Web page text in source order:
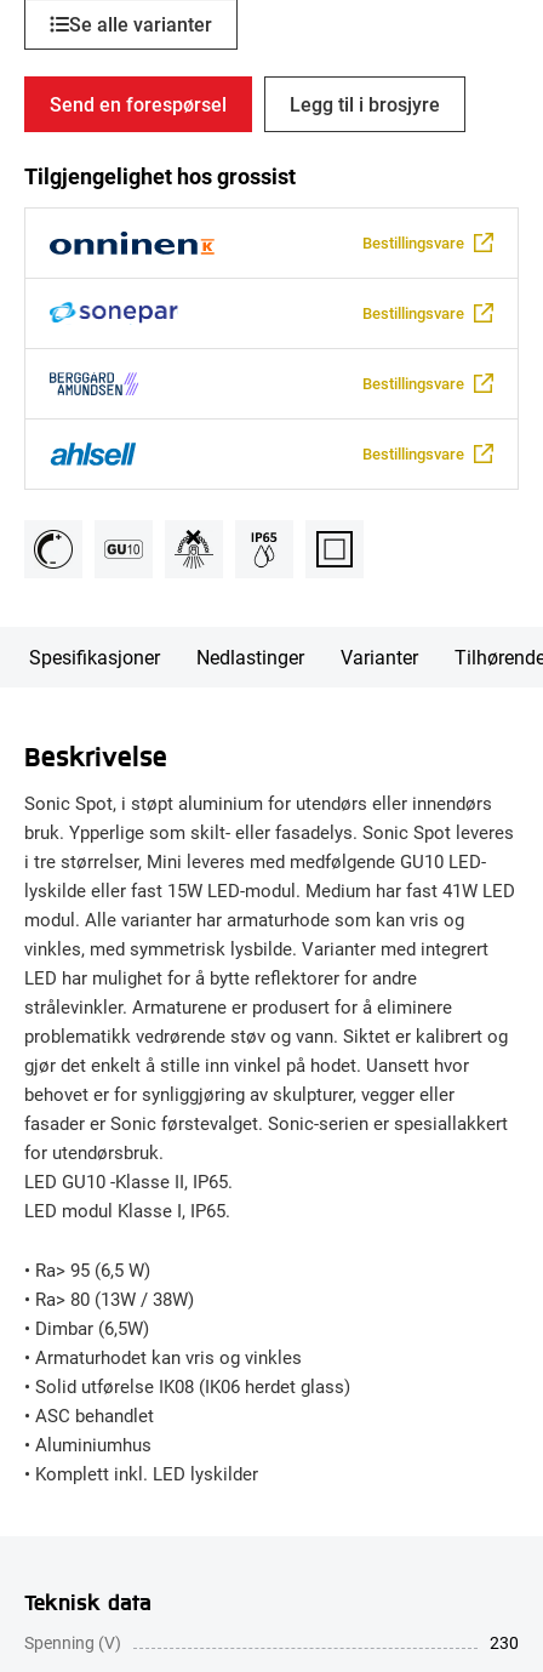
Se alle varianter
Send en forespørsel Legg til i brosjyre
Tilgjengelighet hos grossist
Bestillingsvare
Bestillingsvare
Bestillingsvare
Bestillingsvare
Spesifikasjoner Nedlastinger Varianter
Beskrivelse
Sonic Spot, i støpt aluminium for utendørs eller innendørs
bruk. Ypperlige som skilt- eller fasadelys. Sonic Spot leveres
i tre størrelser, Mini leveres med medfølgende GU10 LED-
lyskilde eller fast 15W LED-modul. Medium har fast 41W LED
modul. Alle varianter har armaturhode som kan vris og
vinkles, med symmetrisk lysbilde. Varianter med integrert
LED har mulighet for å bytte reflektorer for andre
strålevinkler. Armaturene er produsert for å eliminere
problematikk vedrørende støv og vann. Siktet er kalibrert og
gjør det enkelt å stille inn vinkel på hodet. Uansett hvor
behovet er for synliggjøring av skulpturer, vegger eller
fasader er Sonic førstevalget. Sonic-serien er spesiallakkert
for utendørsbruk.
LED GU10 -Klasse II, IP65.
LED modul Klasse I, IP65.
• Ra> 95 (6,5 W)
• Ra> 80 (13W / 38W)
• Dimbar (6,5W)
• Armaturhodet kan vris og vinkles
• Solid utførelse IK08 (IK06 herdet glass)
• ASC behandlet
• Aluminiumhus
• Komplett inkl. LED lyskilder
Teknisk data
Spenning (V)
230